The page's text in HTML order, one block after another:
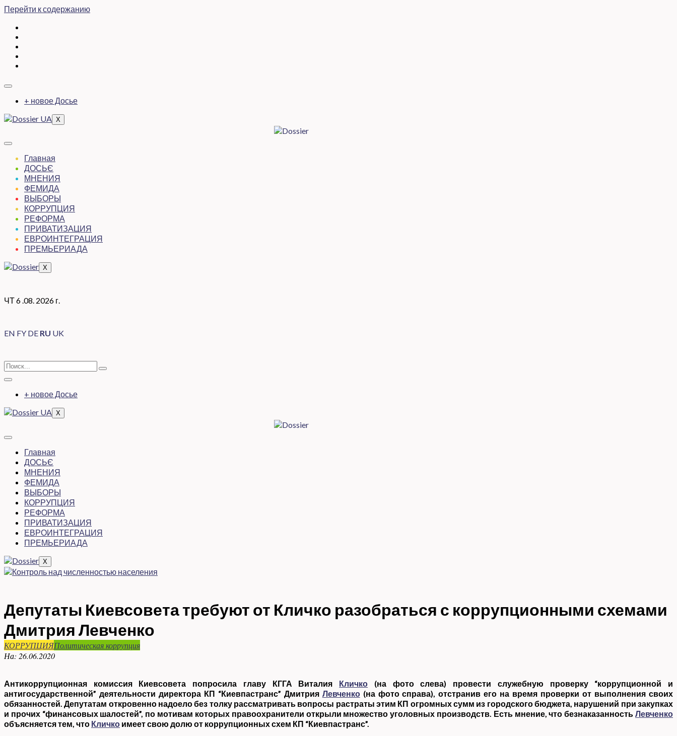
Перейти к содержанию
+ новое Досье
X
Главная
ДОСЬЄ
МНЕНИЯ
ФЕМИДА
ВЫБОРЫ
КОРРУПЦИЯ
РЕФОРМА
ПРИВАТИЗАЦИЯ
ЕВРОИНТЕГРАЦИЯ
ПРЕМЬЕРИАДА
X
ЧТ 6 .08. 2026 г.
EN FY DE RU UK
+ новое Досье
X
Главная
ДОСЬЄ
МНЕНИЯ
ФЕМИДА
ВЫБОРЫ
КОРРУПЦИЯ
РЕФОРМА
ПРИВАТИЗАЦИЯ
ЕВРОИНТЕГРАЦИЯ
ПРЕМЬЕРИАДА
X
Депутаты Киевсовета требуют от Кличко разобраться с коррупционными схемами
Дмитрия Левченко
КОРРУПЦИЯПолитическая коррупция
На: 26.06.2020
Антикоррупционная комиссия Киевсовета попросила главу КГГА Виталия Кличко (на фото слева) провести служебную проверку “коррупционной и
антигосударственной” деятельности директора КП “Киевпастранс” Дмитрия Левченко(на фото справа), отстранив его на время проверки от выполнения своих
обязанностей. Депутатам откровенно надоело без толку рассматривать вопросы растраты этим КП огромных сумм из городского бюджета, нарушений при закупках
и прочих “финансовых шалостей”, по мотивам которых правоохранители открыли множество уголовных производств. Есть мнение, что безнаказанность Левченко
объясняется тем, что Кличко имеет свою долю от коррупционных схем КП “Киевпастранс”.